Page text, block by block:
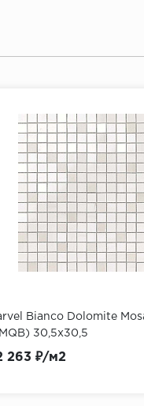
Bianco Dolomite
30,5x30,5
263 ₽/м2